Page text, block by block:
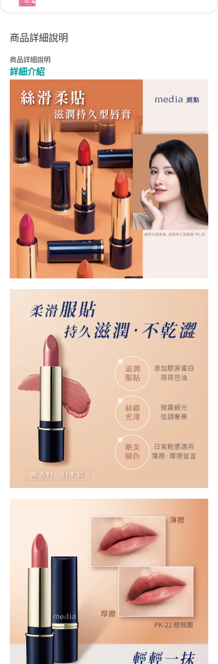
商品詳細說明
商品詳細說明
詳細介紹